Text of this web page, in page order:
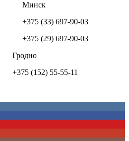
Минск
+375 (33) 697-90-03
+375 (29) 697-90-03
Гродно
+375 (152) 55-55-11